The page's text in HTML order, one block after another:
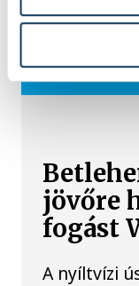
SPORT
jövőre
fogást
A nyíltvízi